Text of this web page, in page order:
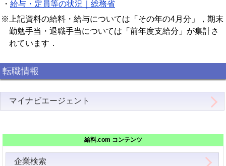
・ 給与・定員等の状況｜総務省
※上記資料の給料・給与については「その年の4月分」，期末
勤勉手当・退職手当については「前年度支給分」が集計さ
れています．
転職情報
マイナビエージェント
給料.com コンテンツ
企業検索